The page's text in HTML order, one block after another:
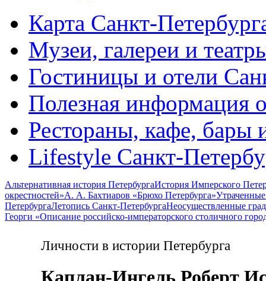
Карта Санкт-
Музеи, галереи и
Гостиницы и отели
Полезная информация
Рестораны, кафе, бары
Lifestyle Санкт-
Альтернативная история ПетербургаИстория Имперского
окрестностей»А. А. Бахтиаров «Брюхо Петербурга»
ПетербургаЛетопись Санкт-ПетербургаНеосуществленные
Георги «Описание российско-императорского столичного
Личности в истории Петербурга